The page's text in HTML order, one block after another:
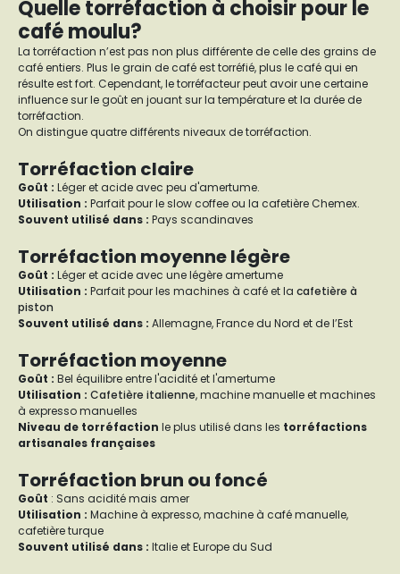
Quelle torréfaction à choisir pour le
café moulu?
La torréfaction n’est pas non plus différente de celle des grains de
café entiers. Plus le grain de café est torréfié, plus le café qui en
résulte est fort. Cependant, le torréfacteur peut avoir une certaine
influence sur le goût en jouant sur la température et la durée de
torréfaction.
On distingue quatre différents niveaux de torréfaction.
Torréfaction claire
Goût : Léger et acide avec peu d'amertume.
Utilisation : Parfait pour le slow coffee ou la cafetière Chemex.
Souvent utilisé dans : Pays scandinaves
Torréfaction moyenne légère
Goût : Léger et acide avec une légère amertume
Utilisation : Parfait pour les machines à café et la cafetière à
piston
Souvent utilisé dans : Allemagne, France du Nord et de l’Est
Torréfaction moyenne
Goût : Bel équilibre entre l'acidité et l'amertume
Utilisation : Cafetière italienne, machine manuelle et machines
à expresso manuelles
Niveau de torréfaction le plus utilisé dans les torréfactions
artisanales françaises
Torréfaction brun ou foncé
Goût : Sans acidité mais amer
Utilisation : Machine à expresso, machine à café manuelle,
cafetière turque
Souvent utilisé dans : Italie et Europe du Sud